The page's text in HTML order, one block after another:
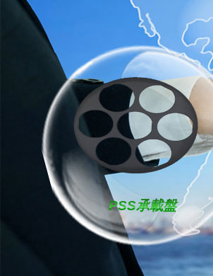
晶舟(Boat)